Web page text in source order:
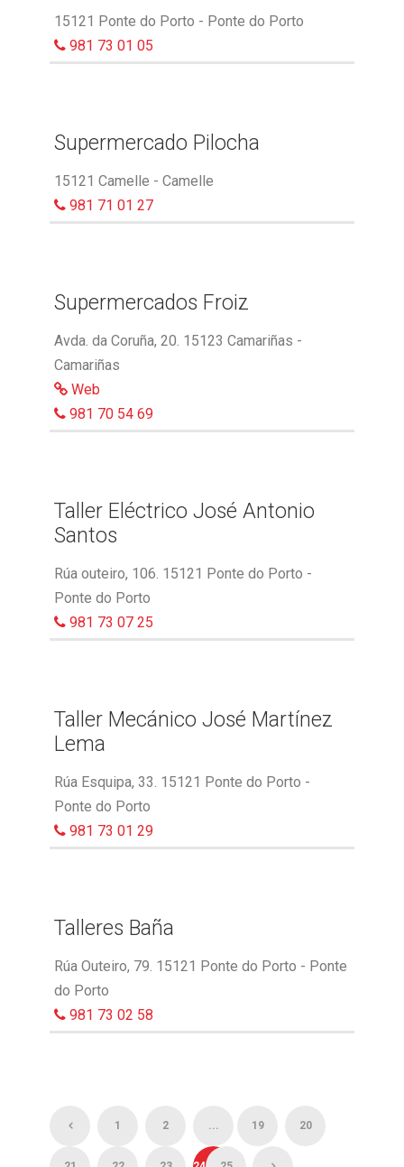
15121 Ponte do Porto - Ponte do Porto
981 73 01 05
Supermercado Pilocha
15121 Camelle - Camelle
981 71 01 27
Supermercados Froiz
Avda. da Coruña, 20. 15123 Camariñas -
Camariñas
Web
981 70 54 69
Taller Eléctrico José Antonio
Santos
Rúa outeiro, 106. 15121 Ponte do Porto -
Ponte do Porto
981 73 07 25
Taller Mecánico José Martínez
Lema
Rúa Esquipa, 33. 15121 Ponte do Porto -
Ponte do Porto
981 73 01 29
Talleres Baña
Rúa Outeiro, 79. 15121 Ponte do Porto - Ponte
do Porto
981 73 02 58
1 2 ... 19 20